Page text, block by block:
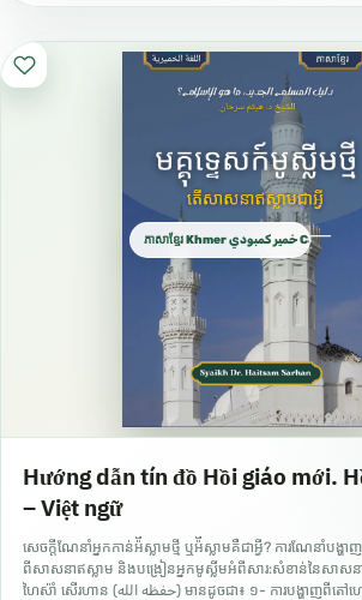
ភាសាខ្មែរ Khmer خمير كمبودي Cambodian
Hướng dẫn tín đồ Hồi giáo mới.
– Việt ngữ
សេចក្តីណែនាំអ្នកកាន់អ៉ីស្លាមថ្មី ឬអ៉ីស្លាមគឺជាអ្វី? ការណែនាំបង្ហ
ពីសាសនាឥស្លាម និងបង្រៀនអ្នកមូស្លីមអំពីសារ:សំខាន់នៃសាសន
ហៃស៉ាំ សើរហាន (حفظه الله) មានដូចជា៖ ១- ការបង្ហាញពីតៅហេតជាមួយផ្នែករបស់វា